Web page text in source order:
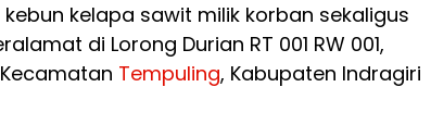
kebun kelapa sawit milik korban sekaligus
di Lorong Durian RT 001 RW 001,
Tempuling, Kabupaten Indragiri